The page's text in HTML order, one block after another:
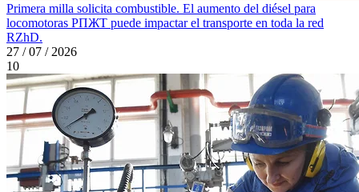
Primera milla solicita combustible. El aumento del diésel para
locomotoras PПЖT puede impactar el transporte en toda la red
RZhD.
27 / 07 / 2026
10